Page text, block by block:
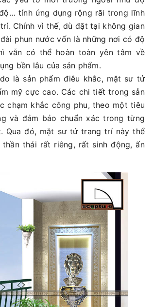
tính ứng dụng rộng rãi trong lĩnh
Chính vì thế, dù đặt tại không gian
phun nước vốn là những nơi có độ
vẫn có thể hoàn toàn yên tâm về
bền lâu của sản phẩm.
là sản phẩm điêu khắc, mặt sư tử
mỹ cực cao. Các chi tiết trong sản
chạm khắc công phu, theo một tiêu
và đảm bảo chuẩn xác trong từng
Qua đó, mặt sư tử trang trí này thể
thần thái rất riêng, rất sinh động, ấn